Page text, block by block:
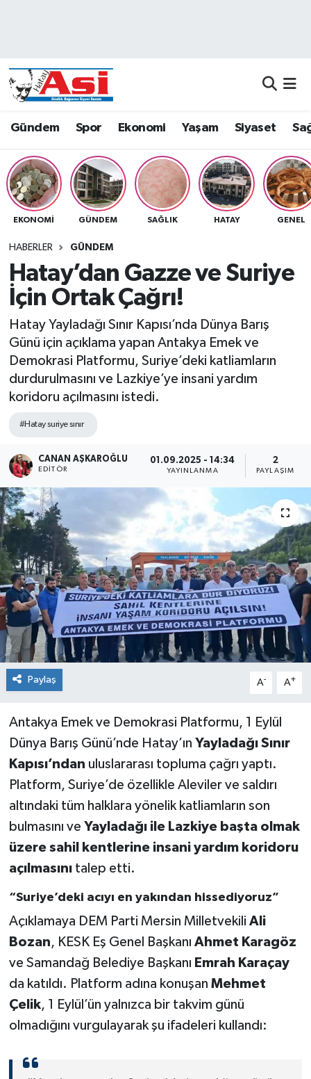
Gündem Spor Ekonomi Yaşam Siyaset
EKONOMI GÜNDEM SAĞLIK HATAY GENEL
HABERLER GÜNDEM
Hatay’dan Gazze ve Suriye
İçin Ortak Çağrı!
Hatay Yayladağı Sınır Kapısı’nda Dünya Barış
Günü için açıklama yapan Antakya Emek ve
Demokrasi Platformu, Suriye’deki katliamların
durdurulmasını ve Lazkiye’ye insani yardım
koridoru açılmasını istedi.
#Hatay suriye sınır
CANAN AŞKAROĞLU
EDITÖR
01.09.2025 - 14:34
YAYINLANMA
2
PAYLAŞIM
Paylaş A- A+
Antakya Emek ve Demokrasi Platformu, 1 Eylül
Dünya Barış Günü’nde Hatay’ın Yayladağı Sınır
Kapısı’ndan uluslararası topluma çağrı yaptı.
Platform, Suriye’de özellikle Aleviler ve saldırı
altındaki tüm halklara yönelik katliamların son
bulmasını ve Yayladağı ile Lazkiye başta olmak
üzere sahil kentlerine insani yardım koridoru
açılmasınıtalep etti.
“Suriye’deki acıyı en yakından hissediyoruz”
Açıklamaya DEM Parti Mersin Milletvekili Ali
Bozan, KESK Eş Genel Başkanı Ahmet Karagöz
ve Samandağ Belediye Başkanı Emrah Karaçay
da katıldı. Platform adına konuşan Mehmet
Çelik, 1 Eylül’ün yalnızca bir takvim günü
olmadığını vurgulayarak şu ifadeleri kullandı:
Dünya
Eğitim
Ekonomi
Gündem
Sağlık
Siyaset
Spor
Teknoloji
Yaşam
Hava Durumu
Namaz Vakitleri
Trafik Durumu
Süper Lig Puan Durumu ve Fikstür
Son Dakika Haberleri
Haber Arşivi